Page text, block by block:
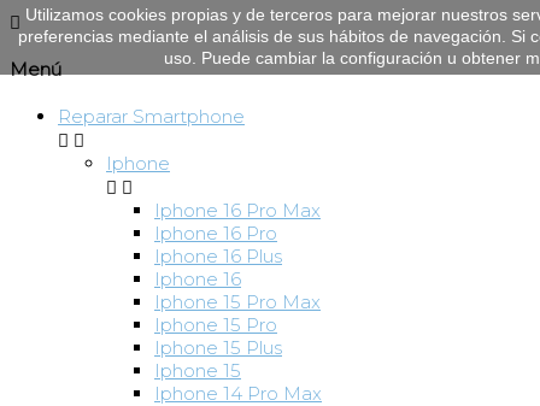

Menú
Reparar Smartphone
 
Iphone
 
Iphone 16 Pro Max
Iphone 16 Pro
Iphone 16 Plus
Iphone 16
Iphone 15 Pro Max
Iphone 15 Pro
Iphone 15 Plus
Iphone 15
Iphone 14 Pro Max
Utilizamos cookies propias y de terceros para mejorar nuestros
preferencias mediante el análisis de sus hábitos de navegación. Si
uso. Puede cambiar la configuración u obtener